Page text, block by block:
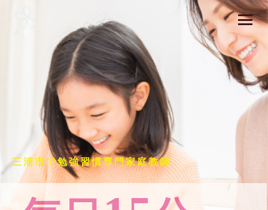
三浦市で勉強習慣専門家庭教師